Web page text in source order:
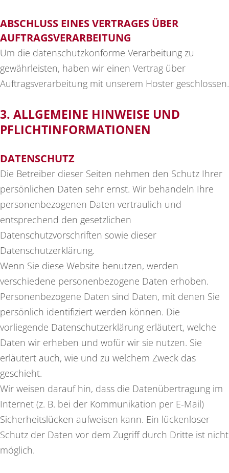
ABSCHLUSS EINES VERTRAGES ÜBER
AUFTRAGSVERARBEITUNG
Um die datenschutzkonforme Verarbeitung zu
gewährleisten, haben wir einen Vertrag über
Auftragsverarbeitung mit unserem Hoster geschlossen.
3. ALLGEMEINE HINWEISE UND
PFLICHT­INFORMATIONEN
DATENSCHUTZ
Die Betreiber dieser Seiten nehmen den Schutz Ihrer
persönlichen Daten sehr ernst. Wir behandeln Ihre
personenbezogenen Daten vertraulich und
entsprechend den gesetzlichen
Datenschutzvorschriften sowie dieser
Datenschutzerklärung.
Wenn Sie diese Website benutzen, werden
verschiedene personenbezogene Daten erhoben.
Personenbezogene Daten sind Daten, mit denen Sie
persönlich identifiziert werden können. Die
vorliegende Datenschutzerklärung erläutert, welche
Daten wir erheben und wofür wir sie nutzen. Sie
erläutert auch, wie und zu welchem Zweck das
geschieht.
Wir weisen darauf hin, dass die Datenübertragung im
Internet (z. B. bei der Kommunikation per E-Mail)
Sicherheitslücken aufweisen kann. Ein lückenloser
Schutz der Daten vor dem Zugriff durch Dritte ist nicht
möglich.